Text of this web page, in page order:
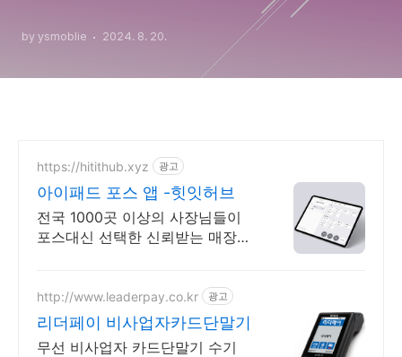
by ysmoblie 2024. 8. 20.
https://hitithub.xyz 광고
아이패드 포스 앱 -힛잇허브
전국 1000곳 이상의 사장님들이
포스대신 선택한 신뢰받는 매장관
http://www.leaderpay.co.kr 광고
리더페이 비사업자카드단말기
무선 비사업자 카드단말기 수기